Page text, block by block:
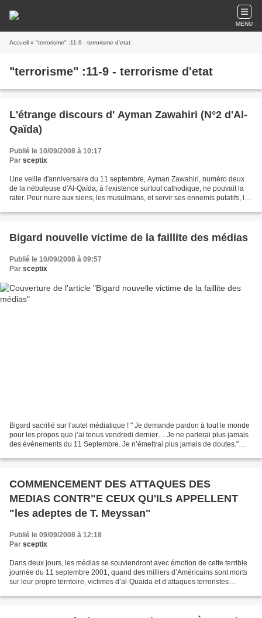
MENU
Accueil » "terrorisme" :11-9 - terrorisme d'etat
"terrorisme" :11-9 - terrorisme d'etat
L'étrange discours d' Ayman Zawahiri (N°2 d'Al-
Qaïda)
Publié le 10/09/2008 à 10:17
Par sceptix
Une veille d'anniversaire du 11 septembre, Ayman Zawahiri, numéro deux
de la nébuleuse d'Al-Qaïda, à l'existence surtout cathodique, ne pouvait la
rater. Pour nuire aux siens, les musulmans, et servir ses ennemis putatifs, les
Bigard nouvelle victime de la faillite des médias
Publié le 10/09/2008 à 09:57
Par sceptix
Bigard sacrifié sur l’autel médiatique ! " Je demande pardon à tout le monde
pour les propos que j’ai tenus vendredi dernier… Je ne parlerai plus jamais
des évènements du 11 Septembre. Je n’émettrai plus jamais de doutes."
COMMENCEMENT DES ATTAQUES DES
MEDIAS CONTR"E CEUX QU'ILS APPELLENT
"les adeptes de T. Meyssan"
Publié le 09/09/2008 à 12:18
Par sceptix
Dans deux jours, les médias se souviendront avec émotion de cette terrible
journée du 11 septembre 2001, quand des milliers d’Américains sont morts
sur leur propre territoire, victimes d’al-Quaida et d’attaques terroristes